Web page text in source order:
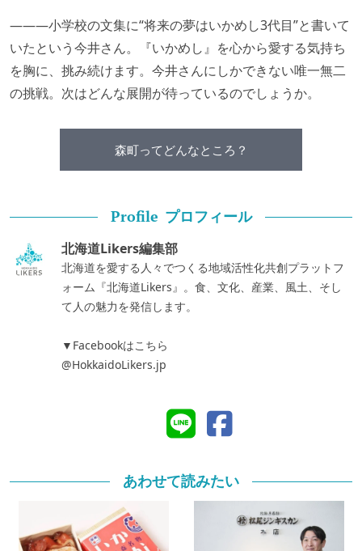
―――小学校の文集に“将来の夢はいかめし3代目”と書いて
いたという今井さん。『いかめし』を心から愛する気持ち
を胸に、挑み続けます。今井さんにしかできない唯一無二
の挑戦。次はどんな展開が待っているのでしょうか。
森町ってどんなところ？
Profile プロフィール
北海道Likers編集部
北海道を愛する人々でつくる地域活性化共創プラットフ
ォーム『北海道Likers』。食、文化、産業、風土、そし
て人の魅力を発信します。
▼Facebookはこちら
@HokkaidoLikers.jp
あわせて読みたい